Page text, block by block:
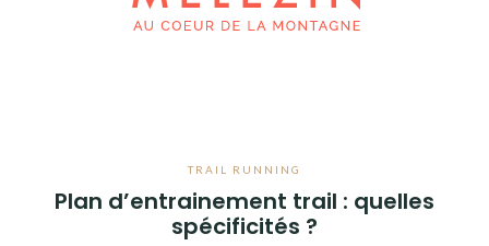
TRAIL RUNNING
Plan d’entrainement trail : quelles
spécificités ?
BIVOUAC